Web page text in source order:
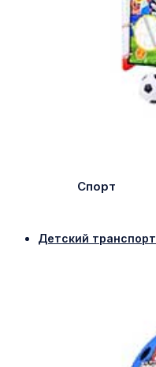
Спорт
Детский транспорт